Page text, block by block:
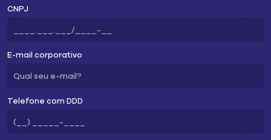
CNPJ
E-mail corporativo
Telefone com DDD